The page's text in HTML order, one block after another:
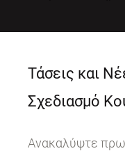
Τάσεις και
Σχεδιασμό
Ανακαλύψτε